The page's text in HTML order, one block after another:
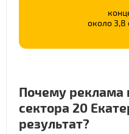
около 3,8
Почему реклама
сектора 20
результат?